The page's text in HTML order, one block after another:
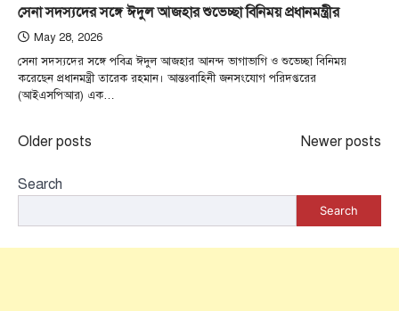
সেনা সদস্যদের সঙ্গে ঈদুল আজহার শুভেচ্ছা বিনিময় প্রধানমন্ত্রীর
May 28, 2026
সেনা সদস্যদের সঙ্গে পবিত্র ঈদুল আজহার আনন্দ ভাগাভাগি ও শুভেচ্ছা বিনিময়
করেছেন প্রধানমন্ত্রী তারেক রহমান। আন্তঃবাহিনী জনসংযোগ পরিদপ্তরের
(আইএসপিআর) এক…
Posts
Older posts Newer posts
Search
Search